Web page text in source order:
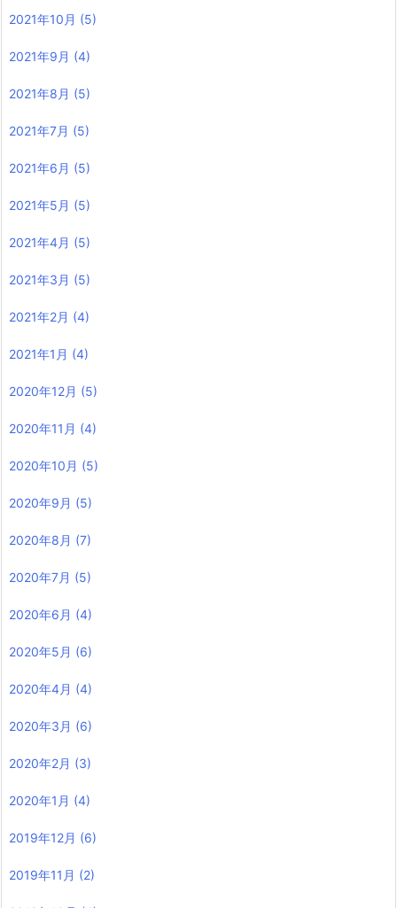
2021年10月 (5)
2021年9月 (4)
2021年8月 (5)
2021年7月 (5)
2021年6月 (5)
2021年5月 (5)
2021年4月 (5)
2021年3月 (5)
2021年2月 (4)
2021年1月 (4)
2020年12月 (5)
2020年11月 (4)
2020年10月 (5)
2020年9月 (5)
2020年8月 (7)
2020年7月 (5)
2020年6月 (4)
2020年5月 (6)
2020年4月 (4)
2020年3月 (6)
2020年2月 (3)
2020年1月 (4)
2019年12月 (6)
2019年11月 (2)